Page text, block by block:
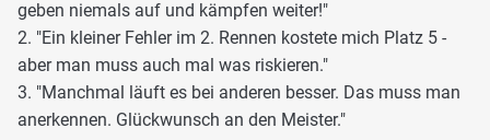
geben niemals auf und kämpfen weiter!"
2. "Ein kleiner Fehler im 2. Rennen kostete mich Platz 5 -
aber man muss auch mal was riskieren."
3. "Manchmal läuft es bei anderen besser. Das muss man
anerkennen. Glückwunsch an den Meister."